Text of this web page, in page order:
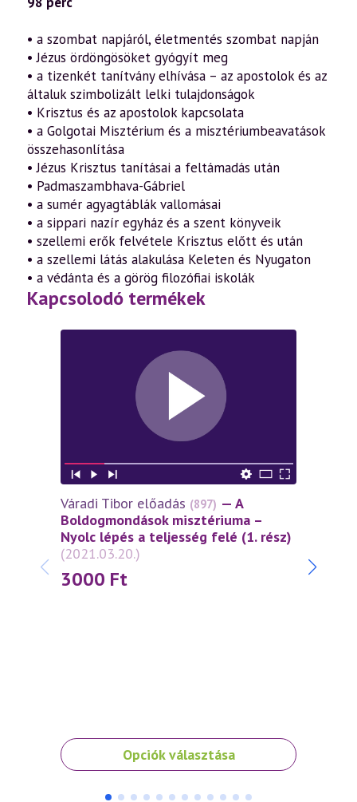
• a szombat napjáról, életmentés szombat napján
• Jézus ördöngösöket gyógyít meg
• a tizenkét tanítvány elhívása – az apostolok és az
általuk szimbolizált lelki tulajdonságok
• Krisztus és az apostolok kapcsolata
• a Golgotai Misztérium és a misztériumbeavatások
összehasonlítása
• Jézus Krisztus tanításai a feltámadás után
• Padmaszambhava-Gábriel
• a sumér agyagtáblák vallomásai
• a sippari nazír egyház és a szent könyveik
• szellemi erők felvétele Krisztus előtt és után
• a szellemi látás alakulása Keleten és Nyugaton
• a védánta és a görög filozófiai iskolák
Kapcsolodó termékek
Váradi Tibor előadás (897) — A
Boldogmondások misztériuma –
Nyolc lépés a teljesség felé (1. rész)
(2021.03.20.)
3000 Ft
Opciók választása
Ennek
a